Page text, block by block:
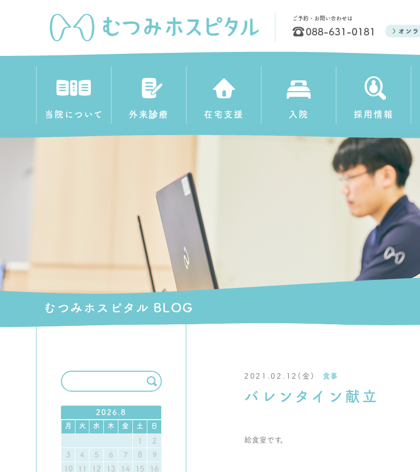
ご予約・お問い合わせは
088-631-0181
当院について 外来診療 在宅支援 入院 採用情報
むつみホスピタル BLOG
2021.02.12(金) 食事
バレンタイン献立
給食室です。
2026.8
月 火 水 木 金 土 日
1
2
3
4 5 6 7 8
9
10
11 12 13 14 15
16